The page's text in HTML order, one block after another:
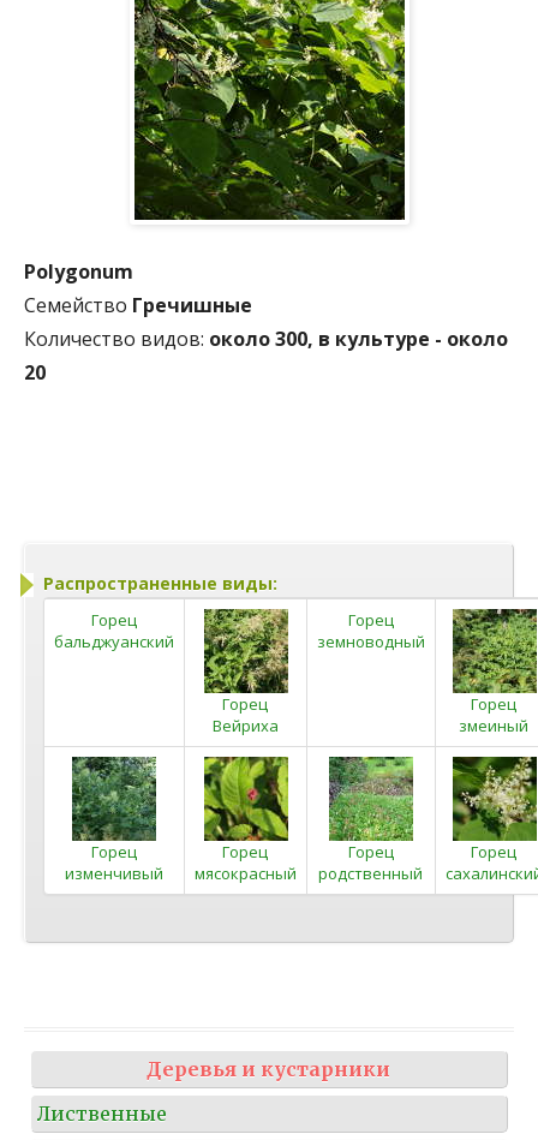
Polygonum
Семейство Гречишные
Количество видов: около 300, в культуре - около
20
Распространенные виды:
Горец
бальджуанский
Горец
Вейриха
Горец
земноводный
Горец
змеиный
Горец
изменчивый
Горец
мясокрасный
Горец
родственный
Горец
Деревья и кустарники
Лиственные